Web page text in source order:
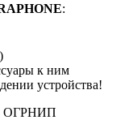
:
к ним
устройства!
| ОГРНИП